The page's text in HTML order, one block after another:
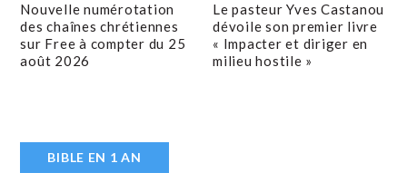
Nouvelle numérotation
des chaînes chrétiennes
sur Free à compter du 25
août 2026
Le pasteur Yves Castanou
dévoile son premier livre
« Impacter et diriger en
milieu hostile »
BIBLE EN 1 AN